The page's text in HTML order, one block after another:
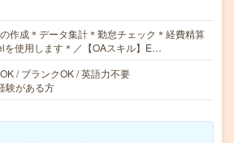
作成＊データ集計＊勤怠チェック＊経費精算
を使用します＊／【OAスキル】E…
/ ブランクOK / 英語力不要
験がある方